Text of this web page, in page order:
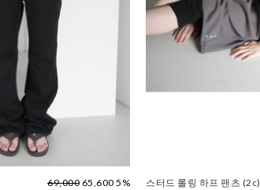
69,000 65,600 5% 스터드 롤링 하프 팬츠 (2c)